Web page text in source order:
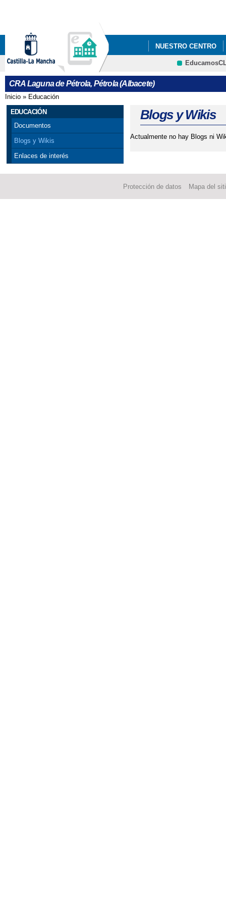
NUESTRO CENTRO
CRA Laguna de Pétrola, Pétrola (Albacete)
Se encuentra usted aquí
Inicio » Educación
EDUCACIÓN
Documentos
Blogs y Wikis
Enlaces de interés
Blogs y Wikis
Actualmente no hay Blogs ni
Protección de datos Mapa del